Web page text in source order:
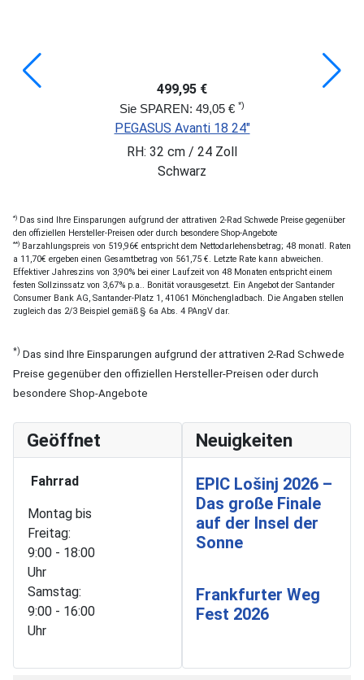
499,95 €
Sie SPAREN: 49,05 € *)
PEGASUS Avanti 18 24"
RH: 32 cm / 24 Zoll
Schwarz
*) Das sind Ihre Einsparungen aufgrund der attrativen 2-Rad Schwede Preise gegenüber
den offiziellen Hersteller-Preisen oder durch besondere Shop-Angebote
**) Barzahlungspreis von 519,96€ entspricht dem Nettodarlehensbetrag; 48 monatl. Raten
a 11,70€ ergeben einen Gesamtbetrag von 561,75 €. Letzte Rate kann abweichen.
Effektiver Jahreszins von 3,90% bei einer Laufzeit von 48 Monaten entspricht einem
festen Sollzinssatz von 3,67% p.a.. Bonität vorausgesetzt. Ein Angebot der Santander
Consumer Bank AG, Santander-Platz 1, 41061 Mönchengladbach. Die Angaben stellen
zugleich das 2/3 Beispiel gemäß § 6a Abs. 4 PAngV dar.
*) Das sind Ihre Einsparungen aufgrund der attrativen 2-Rad Schwede
Preise gegenüber den offiziellen Hersteller-Preisen oder durch
besondere Shop-Angebote
Geöffnet
Fahrrad
Montag bis
Freitag:
9:00 - 18:00
Uhr
Samstag:
9:00 - 16:00
Uhr
Neuigkeiten
EPIC Lošinj 2026 –
Das große Finale
auf der Insel der
Sonne
Frankfurter Weg
Fest 2026